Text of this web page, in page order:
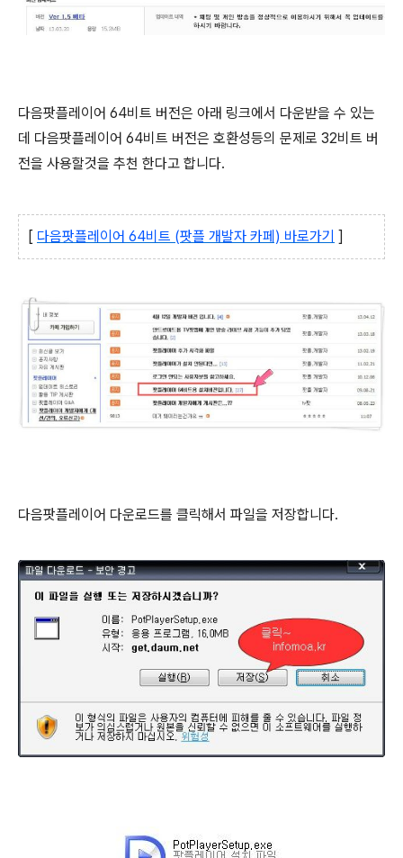
다음팟플레이어 64비트 버전은 아래 링크에서 다운받을 수 있는
데 다음팟플레이어 64비트 버전은 호환성등의 문제로 32비트 버
전을 사용할것을 추천 한다고 합니다.
[ 다음팟플레이어 64비트 (팟플 개발자 카페) 바로가기 ]
다음팟플레이어 다운로드를 클릭해서 파일을 저장합니다.